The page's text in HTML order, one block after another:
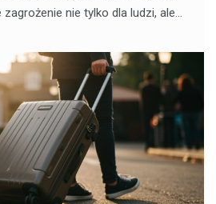
nie tylko dla ludzi, ale…